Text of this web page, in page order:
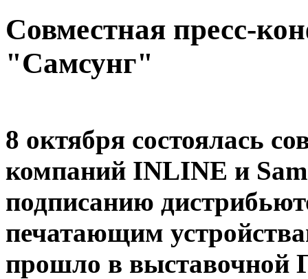
Совместная пресс-
"Самсунг"
8 октября состоялась
компаний INLINE и
подписанию
печатающим
прошло в выставочной